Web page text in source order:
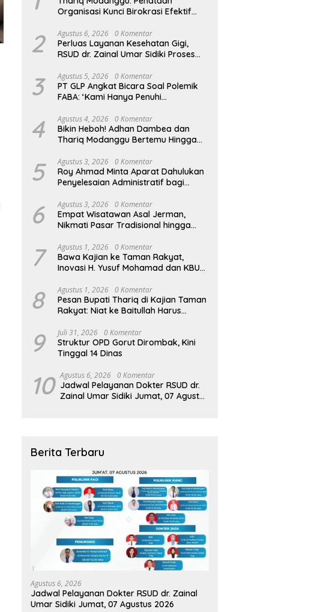
Organisasi Kunci Birokrasi Efektif
2 Agustus 6, 2026 0 Komentar
Perluas Layanan Kesehatan Gigi,
RSUD dr. Zainal Umar Sidiki Proses
Konservasi Gigi
3 Agustus 5, 2026 0 Komentar
PT GLP Angkat Bicara Soal Polemik
FABA: ‘Kami Hanya Penuhi
4 Agustus 4, 2026 0 Komentar
Bikin Heboh! Adhan Dambea dan
Thariq Modanggu Bertemu Hingga
5 Agustus 3, 2026 0 Komentar
Roy Ahmad Minta Aparat Dahulukan
Penyelesaian Administratif bagi
6 Agustus 3, 2026 0 Komentar
Empat Wisatawan Asal Jerman,
Nikmati Pasar Tradisional hingga
7 Agustus 1, 2026 0 Komentar
Bawa Kajian ke Taman Rakyat,
Inovasi H. Yusuf Mohamad dan KBU
8 Agustus 1, 2026 0 Komentar
Pesan Bupati Thariq di Kajian Taman
Rakyat: Niat ke Baitullah Harus
9 Juli 31, 2026 0 Komentar
Struktur OPD Gorut Dirombak, Kini
Tinggal 14 Dinas
10 Agustus 6, 2026 0 Komentar
Jadwal Pelayanan Dokter RSUD dr.
Zainal Umar Sidiki Jumat, 07 Agustus
Berita Terbaru
Agustus 6, 2026
Jadwal Pelayanan Dokter RSUD dr. Zainal
Umar Sidiki Jumat, 07 Agustus 2026